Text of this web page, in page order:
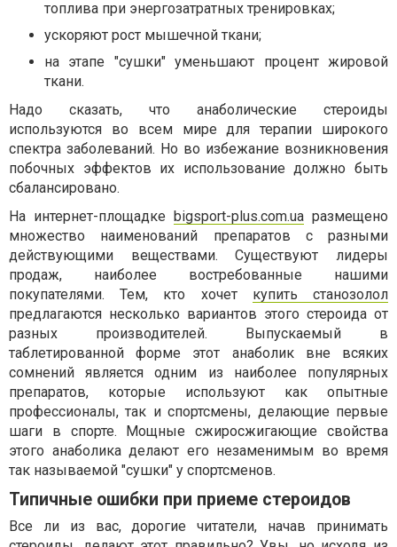
топлива при энергозатратных тренировках;
ускоряют рост мышечной ткани;
на этапе "сушки" уменьшают процент жировой
ткани.
Надо сказать, что анаболические стероиды
используются во всем мире для терапии широкого
спектра заболеваний. Но во избежание возникновения
побочных эффектов их использование должно быть
сбалансировано.
На интернет-площадке bigsport-plus.com.ua размещено
множество наименований препаратов с разными
действующими веществами. Существуют лидеры
продаж, наиболее востребованные нашими
покупателями. Тем, кто хочет купить станозолол
предлагаются несколько вариантов этого стероида от
разных производителей. Выпускаемый в
таблетированной форме этот анаболик вне всяких
сомнений является одним из наиболее популярных
препаратов, которые используют как опытные
профессионалы, так и спортсмены, делающие первые
шаги в спорте. Мощные сжиросжигающие свойства
этого анаболика делают его незаменимым во время
так называемой "сушки" у спортсменов.
Типичные ошибки при приеме стероидов
Все ли из вас, дорогие читатели, начав принимать